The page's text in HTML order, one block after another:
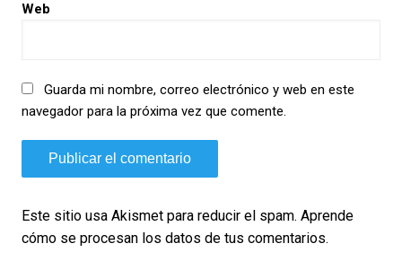
Web
Guarda mi nombre, correo electrónico y web en este
navegador para la próxima vez que comente.
Este sitio usa Akismet para reducir el spam. Aprende
cómo se procesan los datos de tus comentarios.